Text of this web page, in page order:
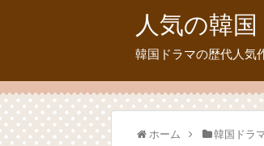
人気の韓
韓国ドラマの歴代人気
ホーム 韓国ドラ